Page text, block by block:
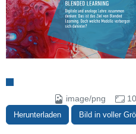
image/png
Herunterladen Bild in voller